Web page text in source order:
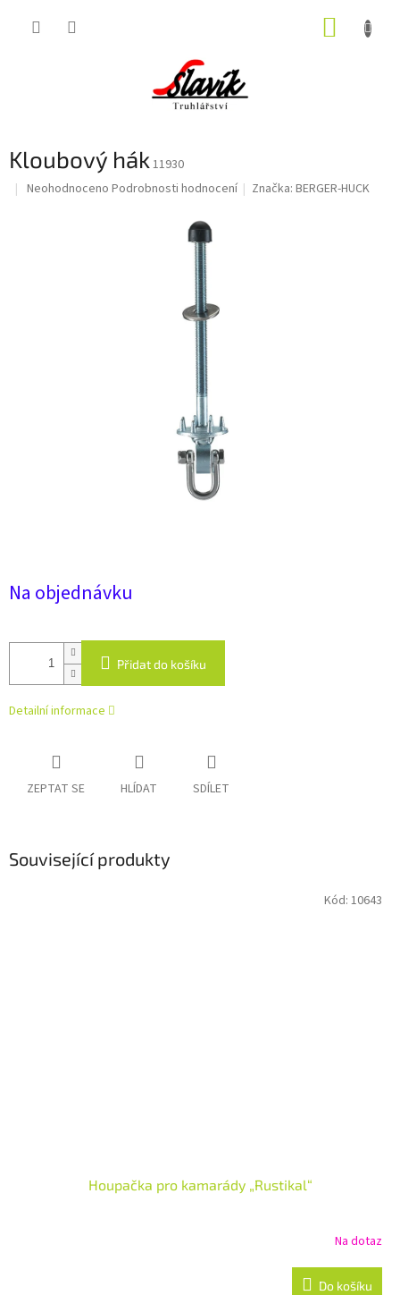
Kloubový hák 11930
Průměrné
Neohodnoceno Podrobnosti hodnocení Značka:BERGER-HUCK
Na objednávku
Přidat do košíku
Detailní informace
ZEPTAT SE HLÍDAT SDÍLET
Související produkty
Houpačka pro kamarády „Rustikal“
Na dotaz
Do košíku
Kód: 10643